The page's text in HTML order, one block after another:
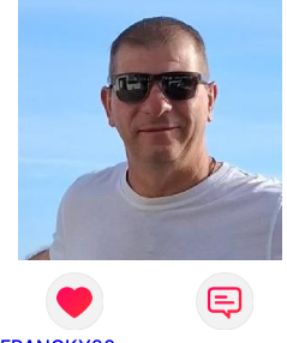
contrainte. Digne de confiance à
la femme qui voudras m 'en
accorder en toute sincérité.
Pour le reste venez me
découvrir par un échange.